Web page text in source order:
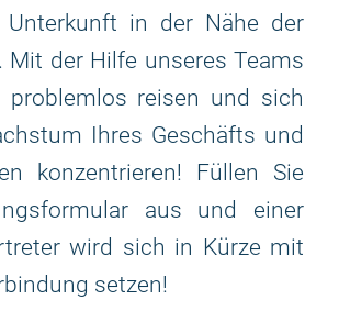
Unterkunft in der Nähe der
Mit der Hilfe unseres Teams
problemlos reisen und sich
Ihres Geschäfts und
konzentrieren! Füllen Sie
aus und einer
wird sich in Kürze mit
setzen!